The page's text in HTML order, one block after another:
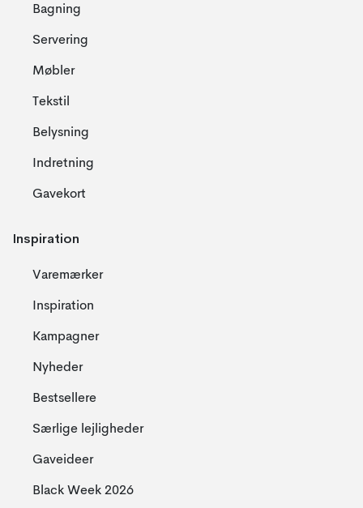
Bagning
Servering
Møbler
Tekstil
Belysning
Indretning
Gavekort
Inspiration
Varemærker
Inspiration
Kampagner
Nyheder
Bestsellere
Særlige lejligheder
Gaveideer
Black Week 2026